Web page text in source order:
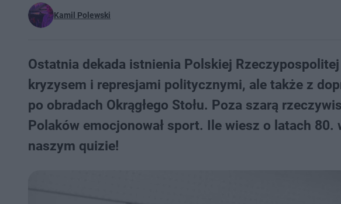
Kamil Polewski
Ostatnia dekada istnienia Polskiej
kryzysem i represjami politycznymi, ale także z
po obradach Okrągłego Stołu. Poza szarą
Polaków emocjonował sport. Ile wiesz o latach 80.
naszym quizie!